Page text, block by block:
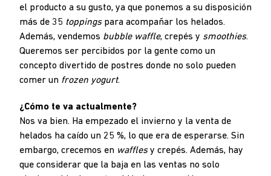
el producto a su gusto, ya que ponemos a su disposición
más de 35 toppingspara acompañar los helados.
Además, vendemos bubble waffle, crepés y smoothies.
Queremos ser percibidos por la gente como un
concepto divertido de postres donde no solo pueden
comer un frozen yogurt.
¿Cómo te va actualmente?
Nos va bien. Ha empezado el invierno y la venta de
helados ha caído un 25 %, lo que era de esperarse. Sin
embargo, crecemos en wafflesy crepés. Además, hay
que considerar que la baja en las ventas no solo